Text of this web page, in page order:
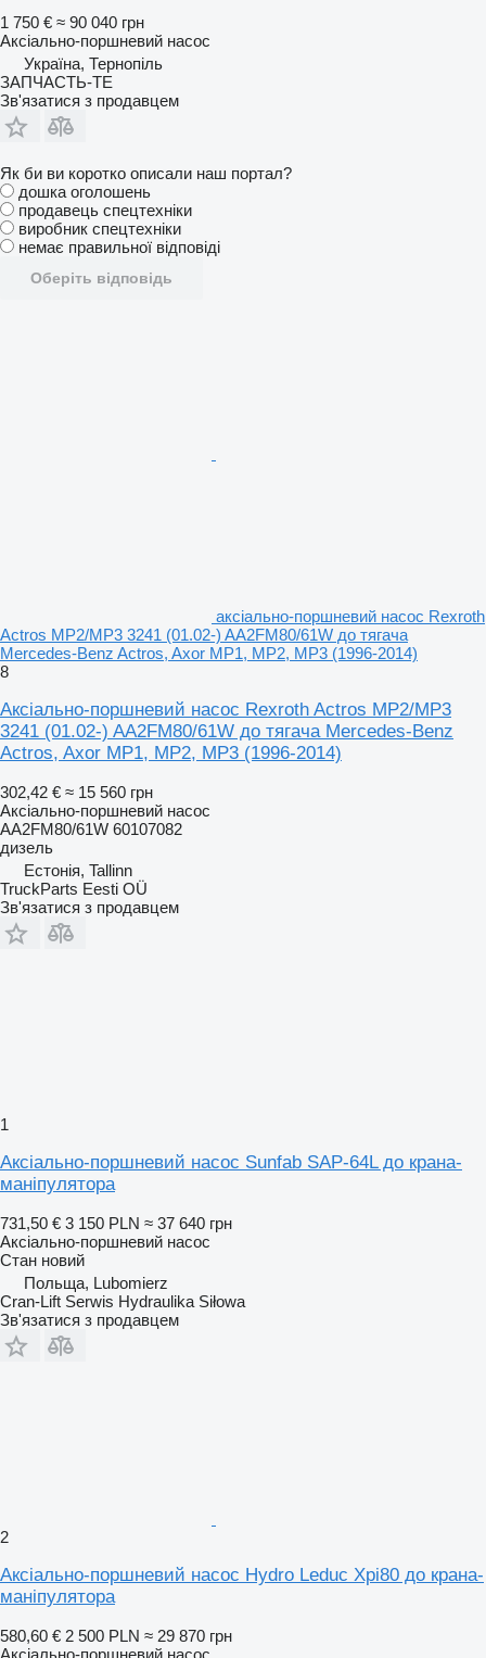
1 750 € ≈ 90 040 грн
Аксіально-поршневий насос
Україна, Тернопіль
ЗАПЧАСТЬ-ТЕ
Зв'язатися з продавцем
Як би ви коротко описали наш портал?
дошка оголошень
продавець спецтехніки
виробник спецтехніки
немає правильної відповіді
Оберіть відповідь
аксіально-поршневий насос Rexroth
Actros MP2/MP3 3241 (01.02-) AA2FM80/61W до тягача
Mercedes-Benz Actros, Axor MP1, MP2, MP3 (1996-2014)
8
Аксіально-поршневий насос Rexroth Actros MP2/MP3
3241 (01.02-) AA2FM80/61W до тягача Mercedes-Benz
Actros, Axor MP1, MP2, MP3 (1996-2014)
302,42 € ≈ 15 560 грн
Аксіально-поршневий насос
AA2FM80/61W 60107082
дизель
Естонія, Tallinn
TruckParts Eesti OÜ
Зв'язатися з продавцем
1
Аксіально-поршневий насос Sunfab SAP-64L до крана-
маніпулятора
731,50 € 3 150 PLN ≈ 37 640 грн
Аксіально-поршневий насос
Стан новий
Польща, Lubomierz
Cran-Lift Serwis Hydraulika Siłowa
Зв'язатися з продавцем
2
Аксіально-поршневий насос Hydro Leduc Xpi80 до крана-
маніпулятора
580,60 € 2 500 PLN ≈ 29 870 грн
Аксіально-поршневий насос